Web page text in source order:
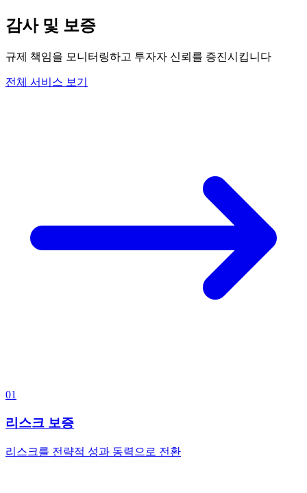
감사 및 보증
규제 책임을 모니터링하고 투자자 신뢰를 증진시킵니다
전체 서비스 보기
01
리스크 보증
리스크를 전략적 성과 동력으로 전환